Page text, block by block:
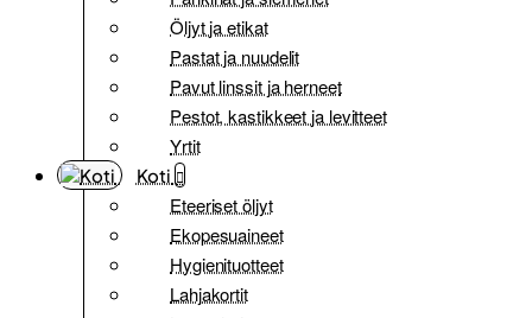
Öljyt ja etikat
Pastat ja nuudelit
Pavut linssit ja herneet
Pestot, kastikkeet ja levitteet
Yrtit
Koti
Eteeriset öljyt
Ekopesuaineet
Hygienituotteet
Lahjakortit